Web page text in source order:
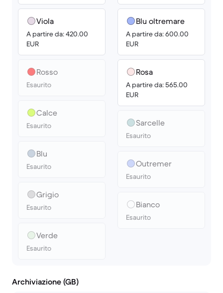
Viola
A partire da: 420.00
EUR
Rosso
Esaurito
Calce
Esaurito
Blu
Esaurito
Grigio
Esaurito
Verde
Esaurito
Blu oltremare
A partire da: 600.00
EUR
Rosa
A partire da: 565.00
EUR
Sarcelle
Esaurito
Outremer
Esaurito
Bianco
Esaurito
Archiviazione (GB)